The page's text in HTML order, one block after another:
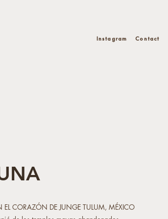
Contact
Instagram
EL CORAZÓN DE JUNGE TULUM, MÉXICO